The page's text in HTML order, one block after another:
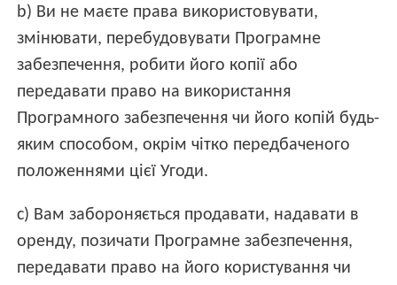
b) Ви не маєте права використовувати,
змінювати, перебудовувати Програмне
забезпечення, робити його копії або
передавати право на використання
Програмного забезпечення чи його копій будь-
яким способом, окрім чітко передбаченого
положеннями цієї Угоди.
c) Вам забороняється продавати, надавати в
оренду, позичати Програмне забезпечення,
передавати право на його користування чи